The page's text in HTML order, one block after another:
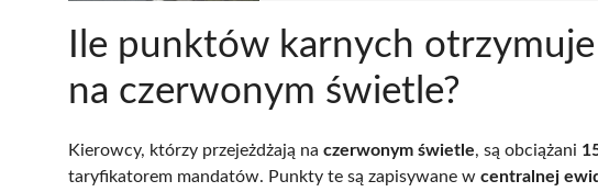
Ile punktów karnych
na czerwonym świetle?
Kierowcy, którzy przejeżdżają na czerwonym świetle, są obciążani
taryfikatorem mandatów. Punkty te są zapisywane w centralnej